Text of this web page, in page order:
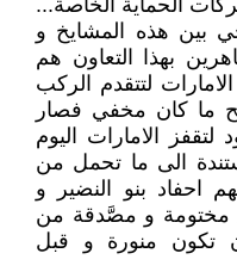
الحماية الخاصة...
بين هذه المشايخ و
بهذا التعاون هم
لتتقدم الركب
ما كان مخفي فصار
الامارات اليوم
الى ما تحمل من
احفاد بنو النضير و
مختومة و مصَّدقة من
تكون منورة و قبل